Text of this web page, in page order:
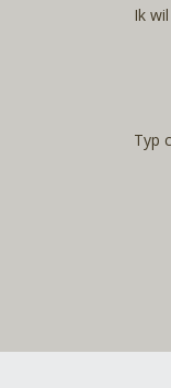
Ik
Typ